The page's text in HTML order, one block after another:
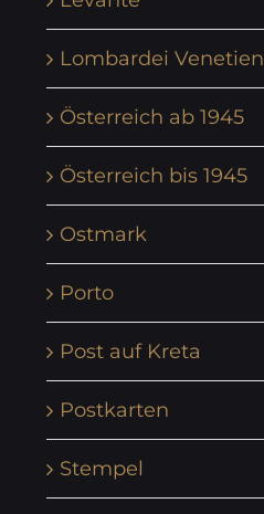
Lombardei Venetien
Österreich ab 1945
Österreich bis 1945
Ostmark
Porto
Post auf Kreta
Postkarten
Stempel